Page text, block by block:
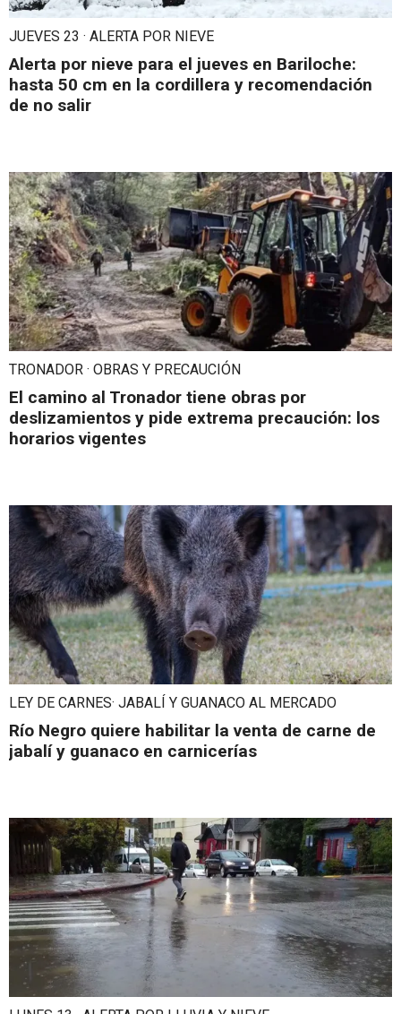
JUEVES 23 · ALERTA POR NIEVE
Alerta por nieve para el jueves en Bariloche:
hasta 50 cm en la cordillera y recomendación
de no salir
TRONADOR · OBRAS Y PRECAUCIÓN
El camino al Tronador tiene obras por
deslizamientos y pide extrema precaución: los
horarios vigentes
LEY DE CARNES· JABALÍ Y GUANACO AL MERCADO
Río Negro quiere habilitar la venta de carne de
jabalí y guanaco en carnicerías